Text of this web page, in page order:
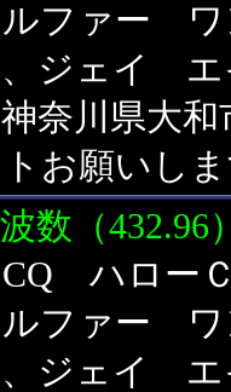
ファー
、ジェイ
奈川県大
トお願いし
数（432.96
ハロー
ファー
、ジェイ